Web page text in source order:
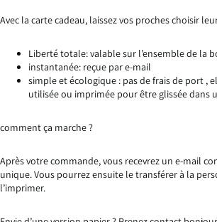
Avec la carte cadeau, laissez vos proches choisir
Liberté totale: valable sur l’ensemble de la
instantanée: reçue par e-mail
simple et écologique : pas de frais de port ,
utilisée ou imprimée pour être glissée dans
comment ça marche ?
Après votre commande, vous recevrez un e-mail
unique. Vous pourrez ensuite le transférer à la
l’imprimer.